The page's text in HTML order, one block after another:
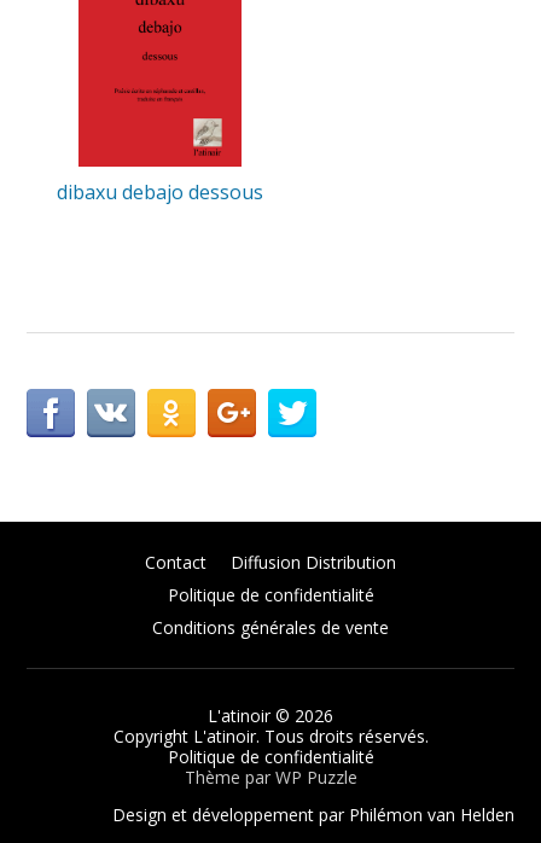
dibaxu debajo dessous
Contact
Diffusion Distribution
Politique de confidentialité
Conditions générales de vente
L'atinoir© 2026
Copyright L'atinoir. Tous droits réservés.
Politique de confidentialité
Thème par WP Puzzle
Design et développement par Philémon van Helden